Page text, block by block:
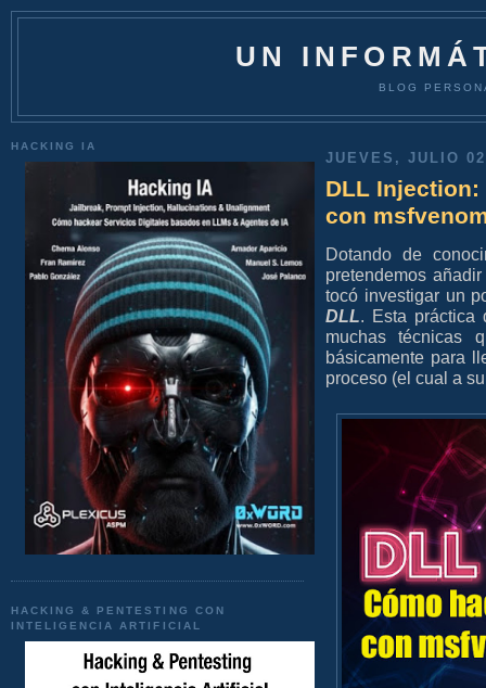
UN
BLOG
HACKING IA
HACKING & PENTESTING CON
INTELIGENCIA ARTIFICIAL
JUEVES, JULIO
DLL Injection:
con
Dotando de
pretendemos
tocó investigar un
DLL. Esta
muchas técnicas
básicamente para
proceso (el cual a